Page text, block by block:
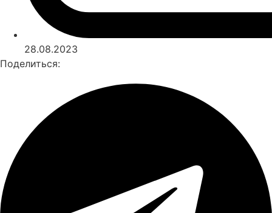
28.08.2023
Поделиться: